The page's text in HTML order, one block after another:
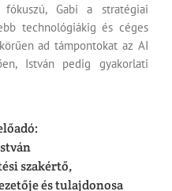
Gabi a stratégiai
technológiákig és céges
ad támpontokat az AI
István pedig gyakorlati
szakértő,
és tulajdonosa